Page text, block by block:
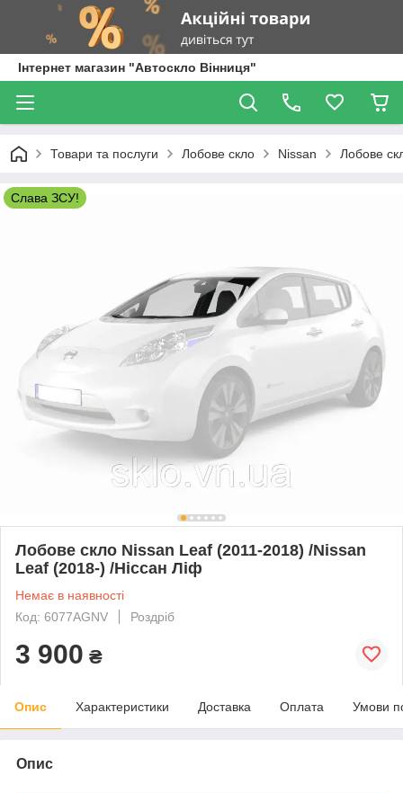
Інтернет магазин "Автоскло Вінниця"
Товари та послуги Лобове скло Nissan Лобове
Слава ЗСУ!
Лобове скло Nissan Leaf (2011-2018) /Nissan
Leaf (2018-) /Ніссан Ліф
Немає в наявності
Код: 6077AGNV
Роздріб
3 900 ₴
Опис Характеристики Доставка Оплата Умови
Опис